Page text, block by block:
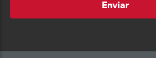
Enviar